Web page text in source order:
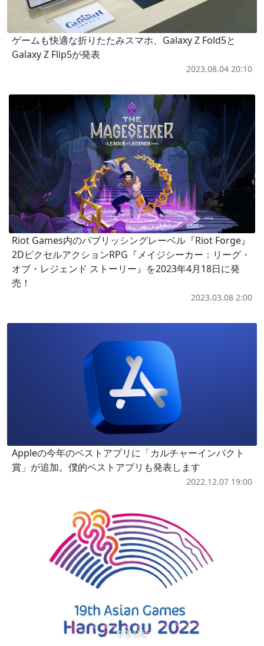
ゲームも快適な折りたたみスマホ、Galaxy Z Fold5と
Galaxy Z Flip5が発表
2023.08.04 20:10
Riot Games内のパブリッシングレーベル『Riot Forge』
2DピクセルアクションRPG『メイジシーカー：リーグ・
オブ・レジェンド ストーリー』を2023年4月18日に発
売！
2023.03.08 2:00
Appleの今年のベストアプリに「カルチャーインパクト
賞」が追加。僕的ベストアプリも発表します
2022.12.07 19:00